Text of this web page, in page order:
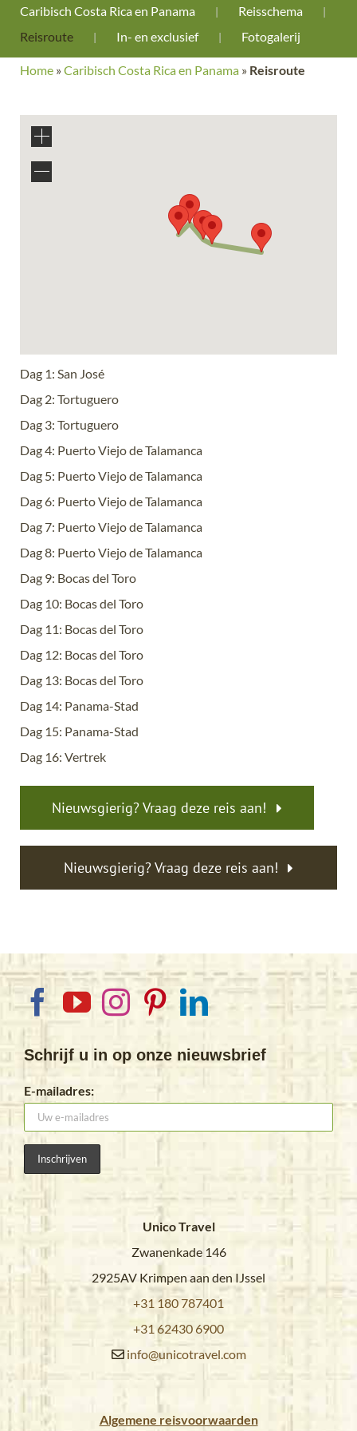
Caribisch Costa Rica en Panama
Reisschema
Reisroute
In- en exclusief Fotogalerij
Home »Caribisch Costa Rica en Panama » Reisroute
Dag 1: San José
Dag 2: Tortuguero
Dag 3: Tortuguero
Dag 4: Puerto Viejo de Talamanca
Dag 5: Puerto Viejo de Talamanca
Dag 6: Puerto Viejo de Talamanca
Dag 7: Puerto Viejo de Talamanca
Dag 8: Puerto Viejo de Talamanca
Dag 9: Bocas del Toro
Dag 10: Bocas del Toro
Dag 11: Bocas del Toro
Dag 12: Bocas del Toro
Dag 13: Bocas del Toro
Dag 14: Panama-Stad
Dag 15: Panama-Stad
Dag 16: Vertrek
Nieuwsgierig? Vraag deze reis aan!
Nieuwsgierig? Vraag deze reis aan!
Schrijf u in op onze nieuwsbrief
E-mailadres:
Unico Travel
Zwanenkade 146
2925AV Krimpen aan den IJssel
+31 180 787401
+31 62430 6900
info@unicotravel.com
Algemene reisvoorwaarden